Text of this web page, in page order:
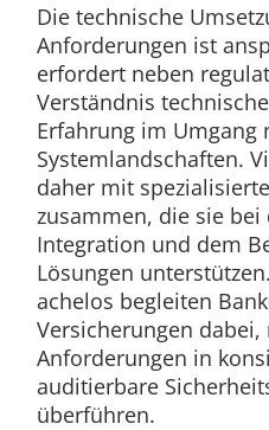
Die technische
Anforderungen ist
erfordert neben
Verständnis
Erfahrung im Umgang
Systemlandschaften.
daher mit
zusammen, die sie bei
Integration und dem
Lösungen
achelos begleiten
Versicherungen
Anforderungen in
auditierbare
überführen.